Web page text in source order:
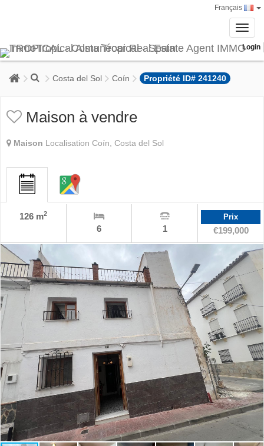
Français
Login
Costa del Sol Coín Propriété ID# 241240
Maison à vendre
Maison Localisation Coín, Costa del Sol
126 m2
6 1
Prix
€199,000